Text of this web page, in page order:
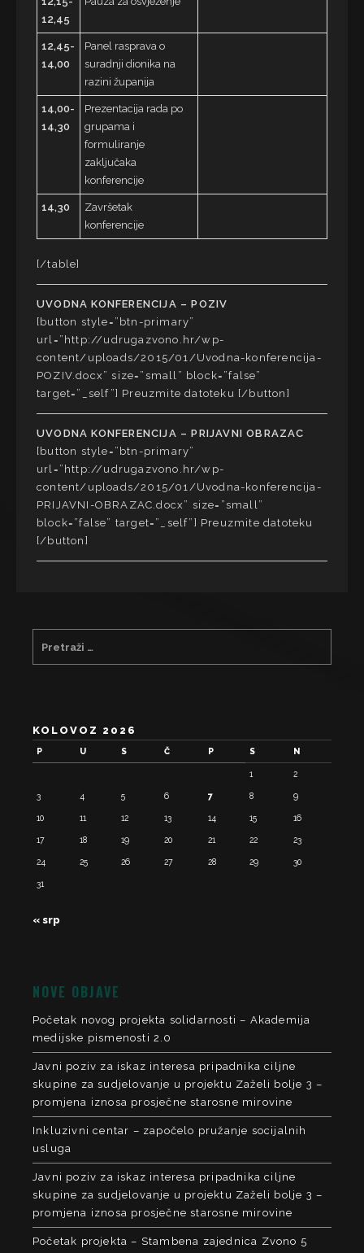
12,45
12,45-
14,00
Panel rasprava o
suradnji dionika na
razini županija
14,00-
14,30
Prezentacija rada po
grupama i
formuliranje
zaključaka
konferencije
14,30
Završetak
konferencije
[/table]
UVODNA KONFERENCIJA – POZIV
[button style=”btn-primary”
url=”http://udrugazvono.hr/wp-
content/uploads/2015/01/Uvodna-konferencija-
POZIV.docx” size=”small” block=”false”
target=”_self”] Preuzmite datoteku [/button]
UVODNA KONFERENCIJA – PRIJAVNI OBRAZAC
[button style=”btn-primary”
url=”http://udrugazvono.hr/wp-
content/uploads/2015/01/Uvodna-konferencija-
PRIJAVNI-OBRAZAC.docx” size=”small”
block=”false” target=”_self”] Preuzmite datoteku
[/button]
KOLOVOZ 2026
P U S Č P S N
1 2
3 4 5 6 7 8 9
10 11 12 13 14 15 16
17 18 19 20 21 22 23
24 25 26 27 28 29 30
31
« srp
NOVE OBJAVE
Početak novog projekta solidarnosti – Akademija
medijske pismenosti 2.0
Javni poziv za iskaz interesa pripadnika ciljne
skupine za sudjelovanje u projektu Zaželi bolje 3 –
promjena iznosa prosječne starosne mirovine
Inkluzivni centar – započelo pružanje socijalnih
usluga
Javni poziv za iskaz interesa pripadnika ciljne
skupine za sudjelovanje u projektu Zaželi bolje 3 –
promjena iznosa prosječne starosne mirovine
Početak projekta – Stambena zajednica Zvono 5